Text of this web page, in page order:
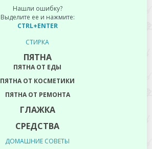
Нашли ошибку?
Выделите ее и нажмите:
CTRL+ENTER
СТИРКА
ПЯТНА
ПЯТНА ОТ ЕДЫ
ПЯТНА ОТ КОСМЕТИКИ
ПЯТНА ОТ РЕМОНТА
ГЛАЖКА
СРЕДСТВА
ДОМАШНИЕ СОВЕТЫ